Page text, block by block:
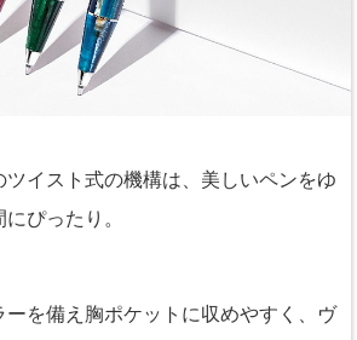
イスト式の機構は、美しいペンをゆ
ぴったり。
ーを備え胸ポケットに収めやすく、ヴ